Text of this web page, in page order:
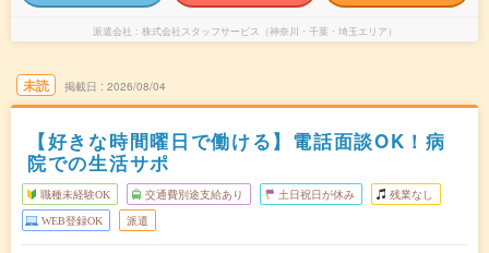
派遣会社 株式会社スタッフサービス（神奈川・千葉・埼玉エリア）
未読 掲載日 2026/08/04
【好きな時間曜日で働ける】電話面談OK！病
院での生活サポ
職種未経験OK 交通費別途支給あり 土日祝日が休み 残業なし
WEB登録OK 派遣